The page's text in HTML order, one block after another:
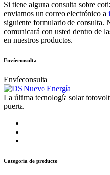
Si tiene alguna consulta sobre
enviarnos un correo electrónico a
siguiente formulario de consulta.
comunicará con usted dentro de
en nuestros productos.
Envíeconsulta
Envíeconsulta
La última tecnología solar
puerta.
Categoría de producto